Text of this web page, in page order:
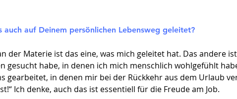
auch auf Deinem persönlichen Lebensweg geleitet?
der Materie ist das eine, was mich geleitet hat. Das andere
gesucht habe, in denen ich mich menschlich wohlgefühlt
gearbeitet, in denen mir bei der Rückkehr aus dem Urlaub
Ich denke, auch das ist essentiell für die Freude am Job.